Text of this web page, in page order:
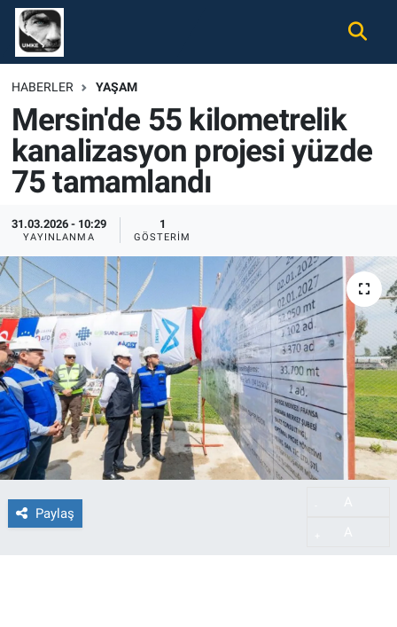
HABERLER YAŞAM
Mersin'de 55 kilometrelik
kanalizasyon projesi yüzde
75 tamamlandı
31.03.2026 - 10:29
YAYINLANMA
1
GÖSTERIM
Paylaş
Gündem
Ekonomi
Spor
Tüm Haberler
İletişim
Künye
Nöbetçi Eczaneler
Hava Durumu
Namaz Vakitleri
Süper Lig Puan Durumu ve Fikstür
Tüm Manşetler
Son Dakika Haberleri
Haber Arşivi